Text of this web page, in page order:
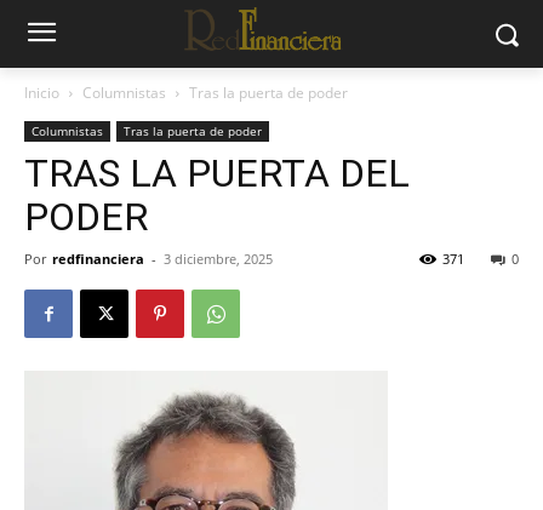
Inicio Columnistas Tras la puerta de poder
Columnistas Tras la puerta de poder
TRAS LA PUERTA DEL
PODER
Por redfinanciera - 3 diciembre, 2025 0
371